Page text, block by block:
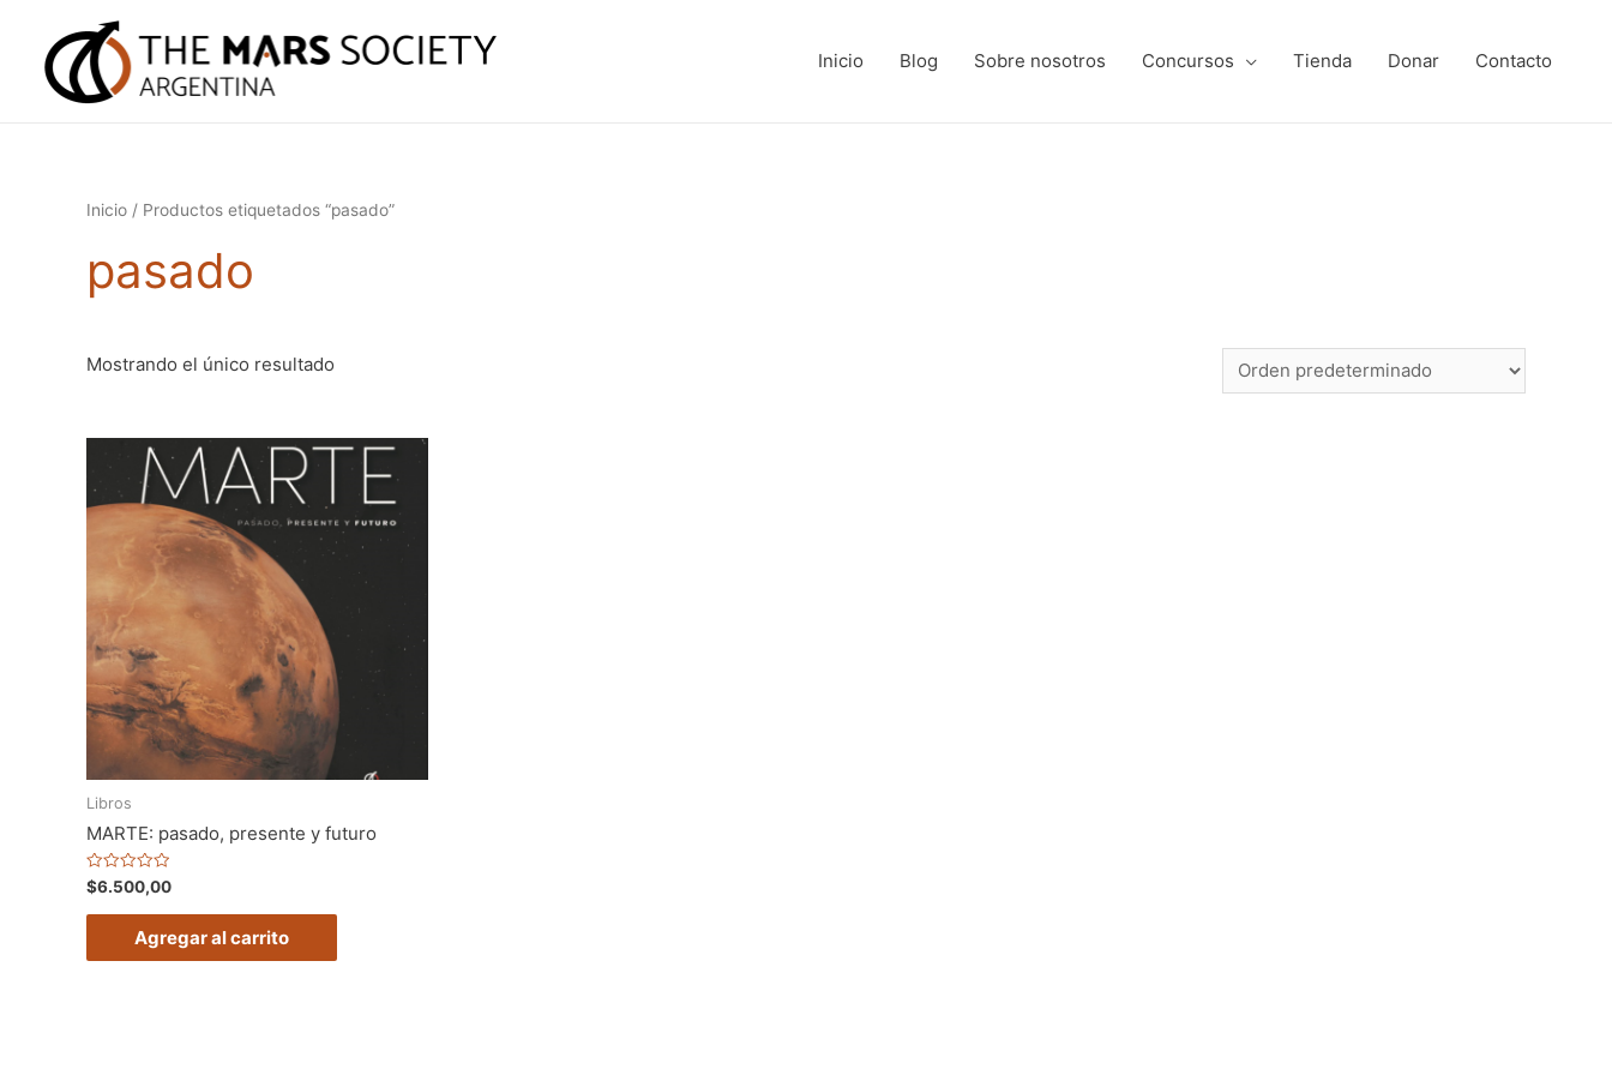
Inicio Blog Sobre nosotros Concursos ‎Tienda Donar Contacto
Inicio / Productos etiquetados “pasado”
pasado
Mostrando el único resultado
Libros
MARTE: pasado, presente y futuro
Valorado
en
0
$6.500,00
Agregar al carrito